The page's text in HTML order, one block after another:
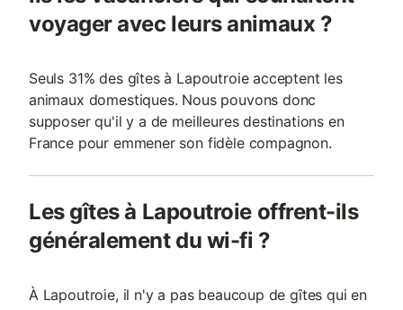
voyager avec leurs animaux ?
Seuls 31% des gîtes à Lapoutroie acceptent les
animaux domestiques. Nous pouvons donc
supposer qu'il y a de meilleures destinations en
France pour emmener son fidèle compagnon.
Les gîtes à Lapoutroie offrent-ils
généralement du wi-fi ?
À Lapoutroie, il n'y a pas beaucoup de gîtes qui en